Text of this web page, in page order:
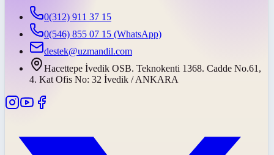
0(312) 911 37 15
0(546) 855 07 15 (WhatsApp)
destek@uzmandil.com
Hacettepe İvedik OSB. Teknokenti 1368. Cadde No.61,
4. Kat Ofis No: 32 İvedik / ANKARA